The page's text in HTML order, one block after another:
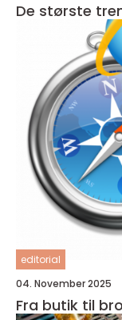
De største
editorial
04. November 2025
Fra butik til